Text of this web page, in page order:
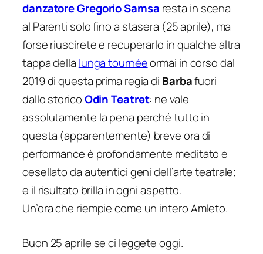
danzatore Gregorio Samsa resta in scena
al Parenti solo fino a stasera (25 aprile), ma
forse riuscirete e recuperarlo in qualche altra
tappa della lunga tournéeormai in corso dal
2019 di questa prima regia di Barbafuori
dallo storicoOdin Teatret: ne vale
assolutamente la pena perché tutto in
questa (apparentemente) breve ora di
performance è profondamente meditato e
cesellato da autentici geni dell’arte teatrale;
e il risultato brilla in ogni aspetto.
Un’ora che riempie come un interoAmleto.
Buon 25 aprile se ci leggete oggi.